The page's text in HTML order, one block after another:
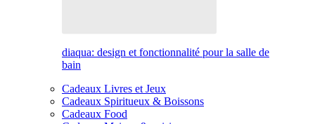
diaqua: design et fonctionnalité pour la salle de
bain
Cadeaux Livres et Jeux
Cadeaux Spiritueux & Boissons
Cadeaux Food